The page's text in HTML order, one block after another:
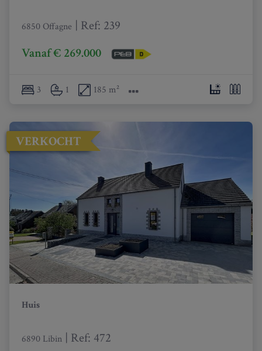
6850 Offagne Ref: 239
Vanaf € 269.000
3 1 185 m²
VERKOCHT
Huis
6890 Libin Ref: 472